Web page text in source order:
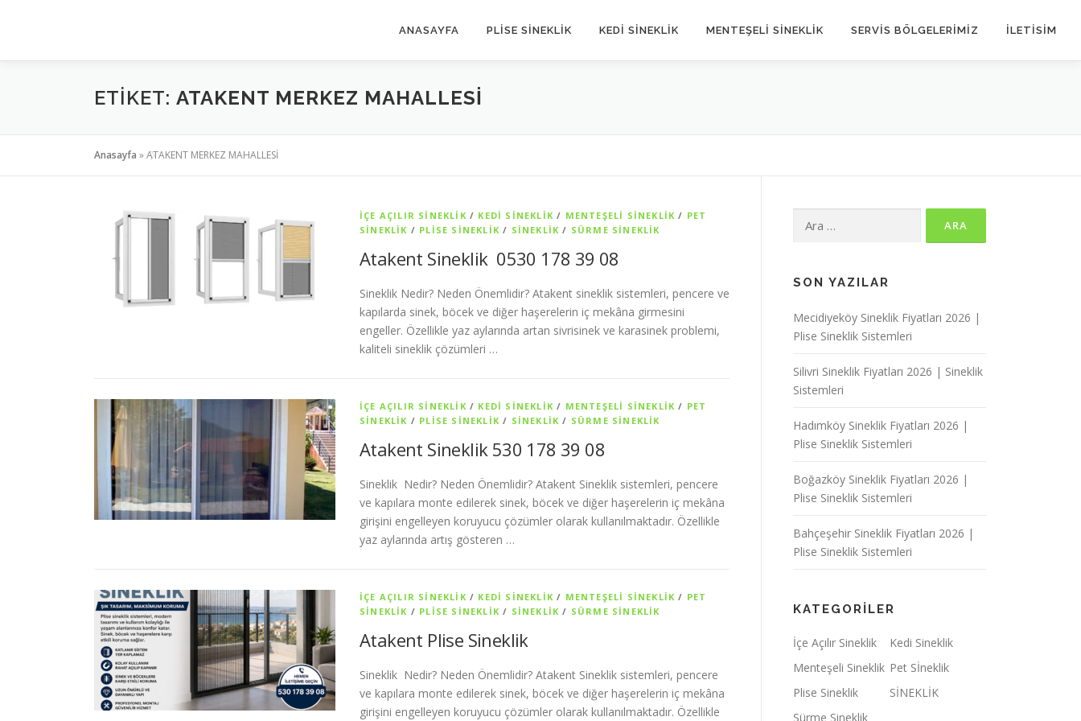
ANASAYFA PLİSE SİNEKLİK KEDİ SİNEKLİK MENTEŞELİ SİNEKLİK SERVIS BÖLGELERIMIZ İLETİSİM
ETIKET: ATAKENT MERKEZ MAHALLESİ
Anasayfa »ATAKENT MERKEZ MAHALLESİ
İÇE AÇILIR SINEKLIK / KEDI SINEKLIK / MENTEŞELI SINEKLIK / PET
SİNEKLIK / PLISE SINEKLIK / SİNEKLİK / SÜRME SINEKLIK
Atakent Sineklik 0530 178 39 08
Sineklik Nedir? Neden Önemlidir? Atakent sineklik sistemleri, pencere ve
kapılarda sinek, böcek ve diğer haşerelerin iç mekâna girmesini
engeller. Özellikle yaz aylarında artan sivrisinek ve karasinek problemi,
kaliteli sineklik çözümleri …
İÇE AÇILIR SINEKLIK / KEDI SINEKLIK / MENTEŞELI SINEKLIK / PET
SİNEKLIK / PLISE SINEKLIK / SİNEKLİK / SÜRME SINEKLIK
Atakent Sineklik 530 178 39 08
Sineklik Nedir? Neden Önemlidir? Atakent Sineklik sistemleri, pencere
ve kapılara monte edilerek sinek, böcek ve diğer haşerelerin iç mekâna
girişini engelleyen koruyucu çözümler olarak kullanılmaktadır. Özellikle
yaz aylarında artış gösteren …
İÇE AÇILIR SINEKLIK / KEDI SINEKLIK / MENTEŞELI SINEKLIK / PET
SİNEKLIK / PLISE SINEKLIK / SİNEKLİK / SÜRME SINEKLIK
Atakent Plise Sineklik
Sineklik Nedir? Neden Önemlidir? Atakent Sineklik sistemleri, pencere
ve kapılara monte edilerek sinek, böcek ve diğer haşerelerin iç mekâna
girişini engelleyen koruyucu çözümler olarak kullanılmaktadır. Özellikle
SON YAZILAR
Mecidiyeköy Sineklik Fiyatları 2026 |
Plise Sineklik Sistemleri
Silivri Sineklik Fiyatları 2026 | Sineklik
Sistemleri
Hadımköy Sineklik Fiyatları 2026 |
Plise Sineklik Sistemleri
Boğazköy Sineklik Fiyatları 2026 |
Plise Sineklik Sistemleri
Bahçeşehir Sineklik Fiyatları 2026 |
Plise Sineklik Sistemleri
KATEGORILER
İçe Açılır Sineklik
Kedi Sineklik
Menteşeli Sineklik Pet Sİneklik
Plise Sineklik
SİNEKLİK
Sürme Sineklik